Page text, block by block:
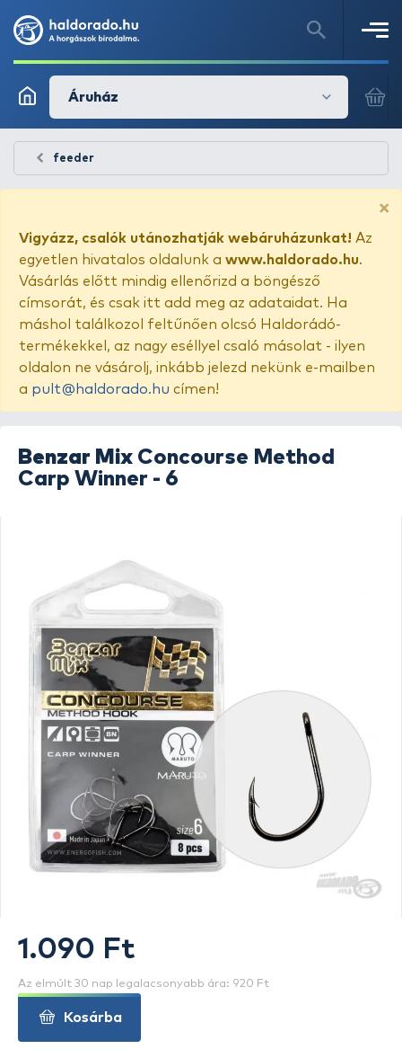
Áruház
feeder
×
Vigyázz, csalók utánozhatják webáruházunkat! Az
egyetlen hivatalos oldalunk a www.haldorado.hu.
Vásárlás előtt mindig ellenőrizd a böngésző
címsorát, és csak itt add meg az adataidat. Ha
máshol találkozol feltűnően olcsó Haldorádó-
termékekkel, az nagy eséllyel csaló másolat - ilyen
oldalon ne vásárolj, inkább jelezd nekünk e-mailben
a pult@haldorado.hu címen!
Benzar Mix Concourse Method
Carp Winner - 6
1.090 Ft
Az elmúlt 30 nap legalacsonyabb ára: 920 Ft
Kosárba